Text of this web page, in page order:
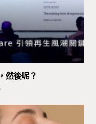
然後呢？